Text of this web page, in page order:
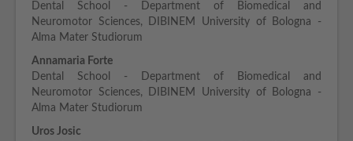
Dental School - Department of Biomedical and
Neuromotor Sciences, DIBINEM University of Bologna -
Alma Mater Studiorum
Annamaria Forte
Dental School - Department of Biomedical and
Neuromotor Sciences, DIBINEM University of Bologna -
Alma Mater Studiorum
Uros Josic